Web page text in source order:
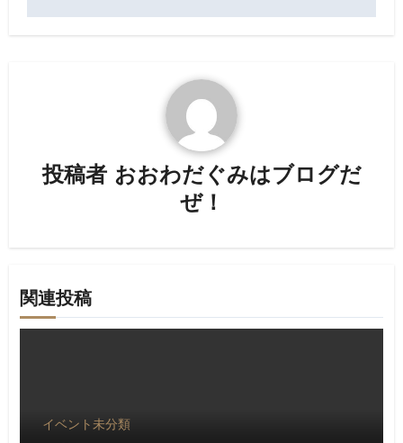
シ
投稿者 おおわだぐみはブログだ
ぜ！
関連投稿
イベント未分類